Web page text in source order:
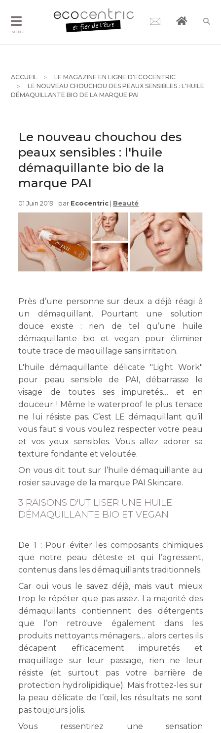
MENU
ACCUEIL
LE MAGAZINE EN LIGNE D'ECOCENTRIC
LE NOUVEAU CHOUCHOU DES PEAUX SENSIBLES : L'HUILE
DÉMAQUILLANTE BIO DE LA MARQUE PAI
Le nouveau chouchou des
peaux sensibles : l'huile
démaquillante bio de la
marque PAI
01 Juin 2019 | par Ecocentric Beauté
Près d’une personne sur deux a déjà réagi à
un démaquillant. Pourtant une solution
douce existe : rien de tel qu’une huile
démaquillante bio et vegan pour éliminer
toute trace de maquillage sans irritation.
L'huile démaquillante délicate "Light Work"
pour peau sensible de PAI, débarrasse le
visage de toutes ses impuretés… et en
douceur ! Même le waterproof le plus tenace
ne lui résiste pas. C’est LE démaquillant qu’il
vous faut si vous voulez respecter votre peau
et vos yeux sensibles. Vous allez adorer sa
texture fondante et veloutée.
On vous dit tout sur l’huile démaquillante au
rosier sauvage de la marque PAI Skincare.
3 RAISONS D'UTILISER UNE HUILE
DÉMAQUILLANTE BIO ET VEGAN
De 1 : Pour éviter les composants chimiques
que notre peau déteste et qui l’agressent,
contenus dans les démaquillants traditionnels.
Car oui vous le savez déjà, mais vaut mieux
trop le répéter que pas assez. La majorité des
démaquillants contiennent des détergents
que l’on retrouve également dans les
produits nettoyants ménagers… alors certes ils
décapent efficacement impuretés et
maquillage sur leur passage, rien ne leur
résiste (et surtout pas votre barrière de
protection hydrolipidique). Mais frottez-les sur
la peau délicate de l’œil, les résultats ne sont
pas toujours jolis.
Vous ressentirez une sensation